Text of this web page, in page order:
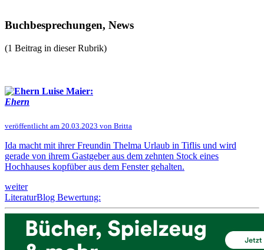
Buchbesprechungen, News
(1 Beitrag in dieser Rubrik)
Luise Maier:
Ehern
veröffentlicht am 20.03.2023 von Britta
Ida macht mit ihrer Freundin Thelma Urlaub in Tiflis und wird
gerade von ihrem Gastgeber aus dem zehnten Stock eines
Hochhauses kopfüber aus dem Fenster gehalten.
weiter
LiteraturBlog Bewertung: